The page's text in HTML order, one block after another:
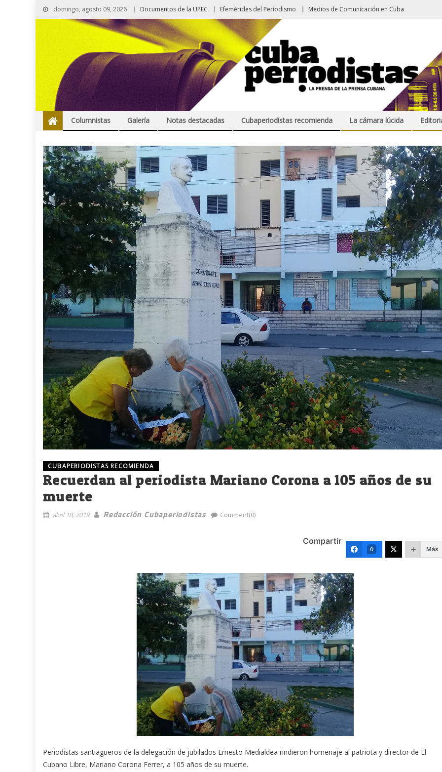
domingo, agosto 09, 2026 Documentos de la UPEC Efemérides del Periodismo Medios de Comunicación en Cuba
Columnistas Galería Notas destacadas Cubaperiodistas recomienda La cámara lúcida
CUBAPERIODISTAS RECOMIENDA
Recuerdan al periodista Mariano Corona a 105 años de su
muerte
abril 18, 2019 Redacción Cubaperiodistas Comment(0)
Compartir
0 Más
Periodistas santiagueros de la delegación de jubilados Ernesto Medialdea rindieron homenaje al patriota y director de El
Cubano Libre, Mariano Corona Ferrer, a 105 años de su muerte.